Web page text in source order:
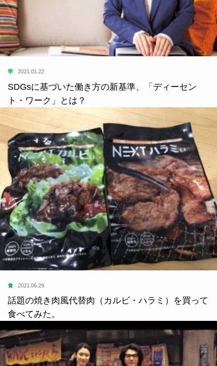
学 2021.01.22
SDGsに基づいた働き方の新基準、「ディーセン
ト・ワーク」とは？
食 2021.06.29
話題の焼き肉風代替肉（カルビ・ハラミ）を買って
食べてみた。